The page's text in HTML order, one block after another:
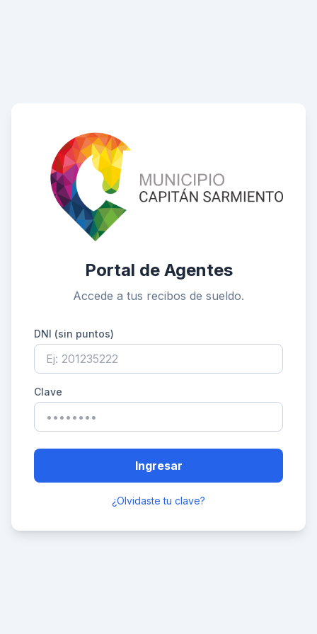
Portal de Agentes
Accede a tus recibos de sueldo.
DNI (sin puntos)
Clave
Ingresar
¿Olvidaste tu clave?